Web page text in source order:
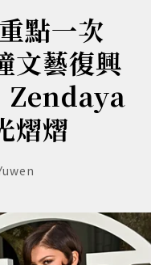
點一次
文藝復興
Zendaya
熠熠